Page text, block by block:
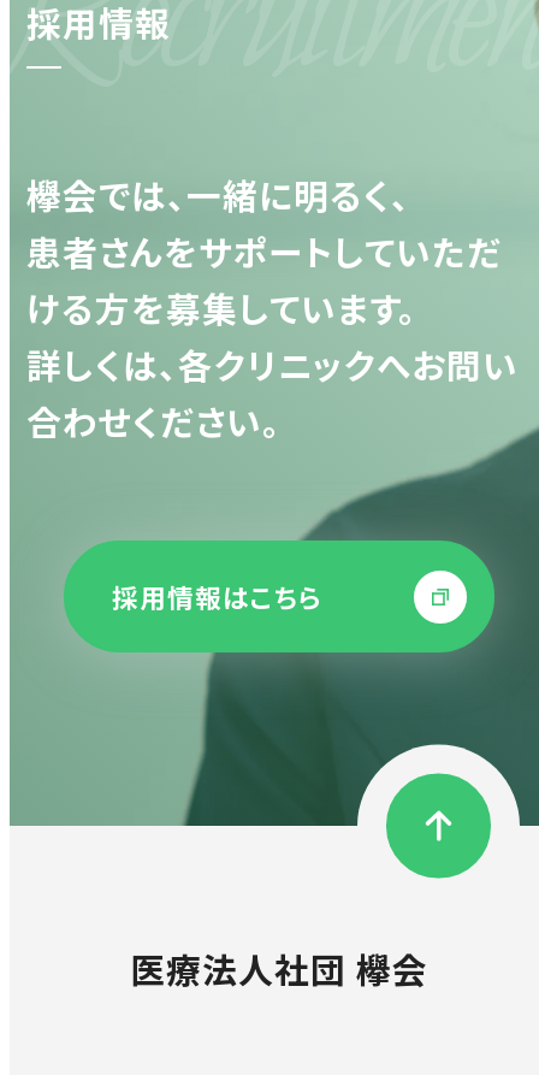
採用情報
欅会では、一緒に明るく、
患者さんをサポートしていただ
ける方を募集しています。
詳しくは、各クリニックへお問い
合わせください。
採用情報はこちら
医療法人社団 欅会